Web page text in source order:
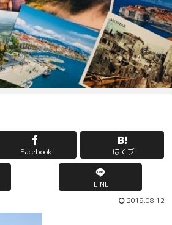
Facebook はてブ
LINE
2019.08.12